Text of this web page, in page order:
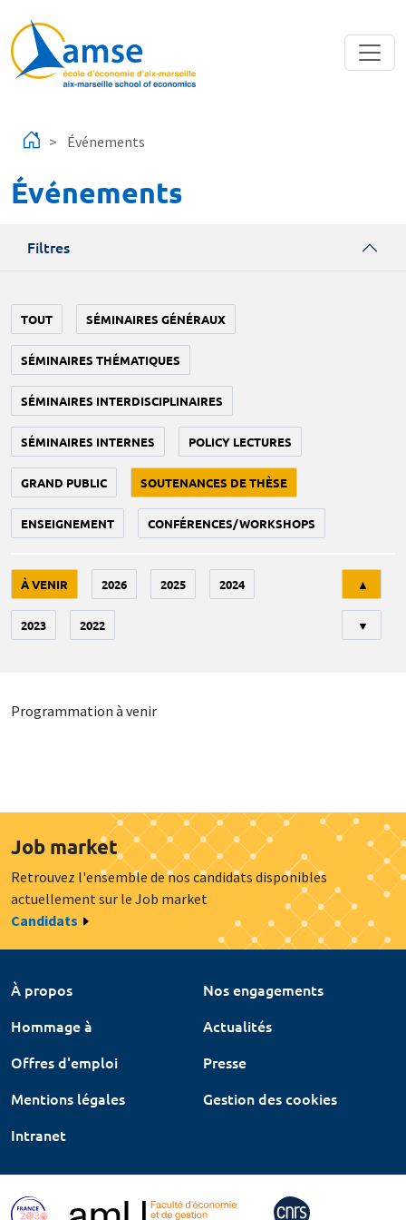
Événements
Événements
Filtres
TOUT SÉMINAIRES GÉNÉRAUX
SÉMINAIRES THÉMATIQUES
SÉMINAIRES INTERDISCIPLINAIRES
SÉMINAIRES INTERNES POLICY LECTURES
GRAND PUBLIC SOUTENANCES DE THÈSE
ENSEIGNEMENT CONFÉRENCES/WORKSHOPS
À VENIR 2026 2025 2024
2023 2022
▲
▼
Programmation à venir
Job market
Retrouvez l'ensemble de nos candidats disponibles
actuellement sur le Job market
Candidats
À propos
Nos engagements
Hommage à
Actualités
Offres d'emploi
Presse
Mentions légales
Gestion des cookies
Intranet